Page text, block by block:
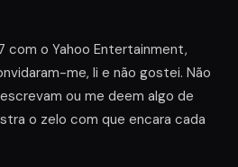
com o Yahoo Entertainment,
me, li e não gostei. Não
ou me deem algo de
o zelo com que encara cada